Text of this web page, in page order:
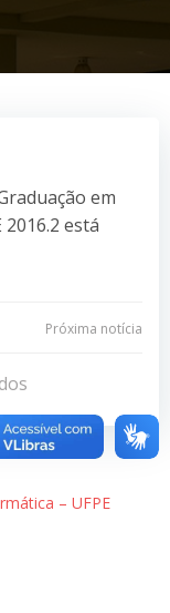
em
está
Próxima notícia
– UFPE